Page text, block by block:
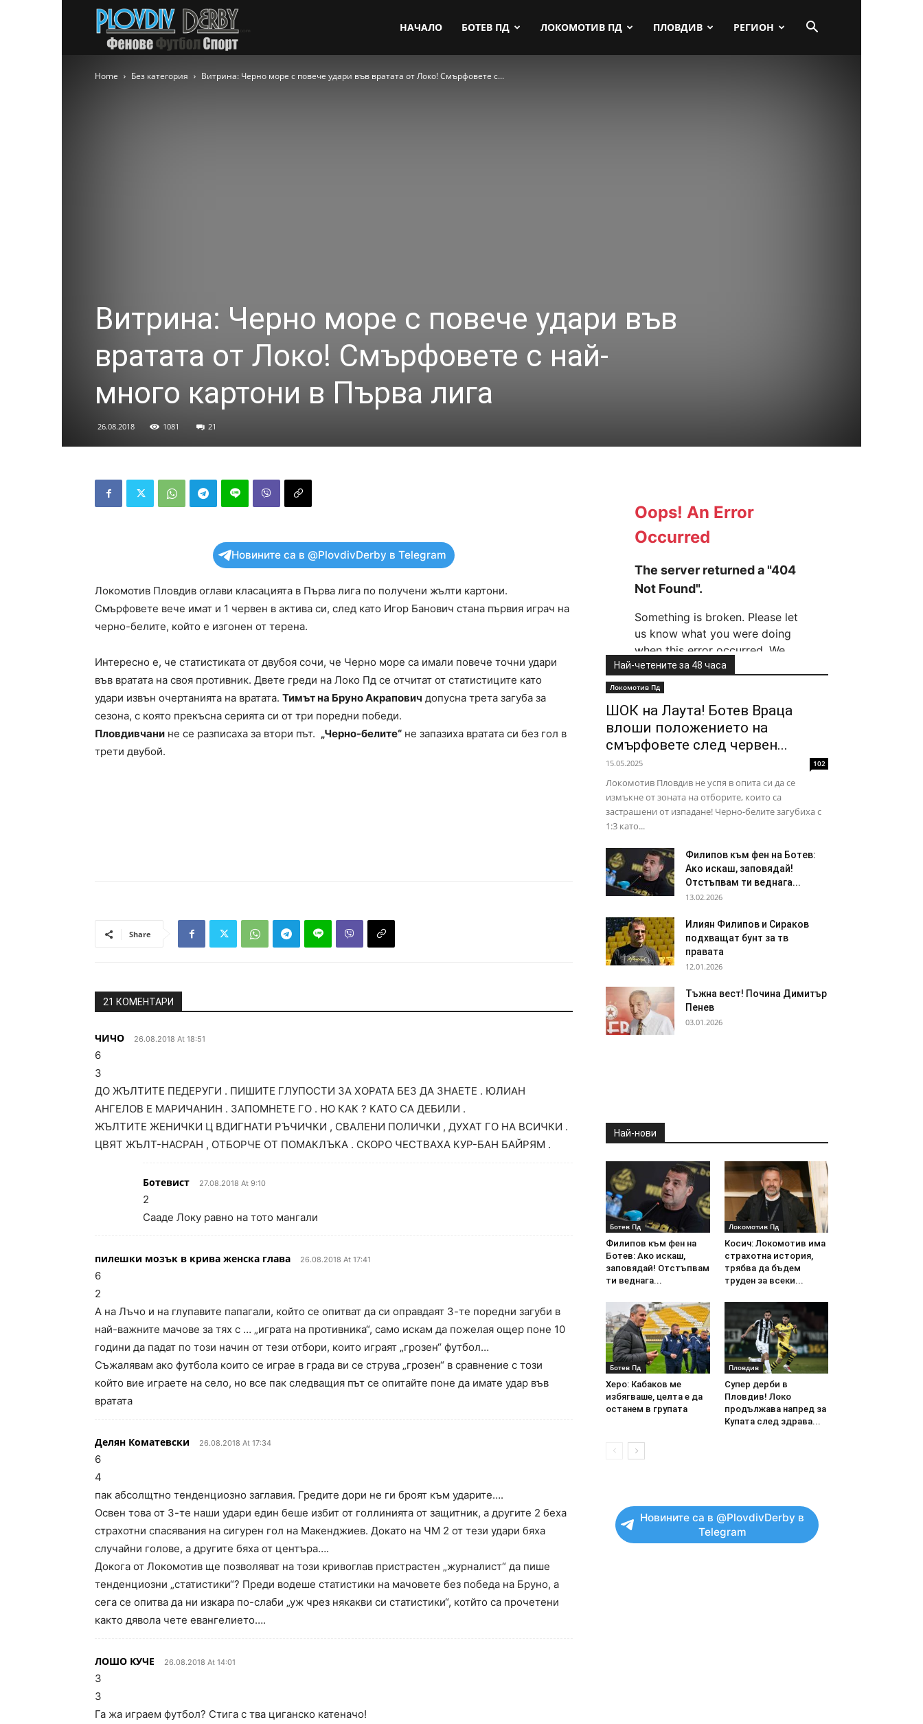
НАЧАЛО БОТЕВ ПД ЛОКОМОТИВ ПД ПЛОВДИВ РЕГИОН
Home Без категория Витрина: Черно море с повече удари във вратата от Локо! Смърфовете с...
Витрина: Черно море с повече удари във
вратата от Локо! Смърфовете с най-
много картони в Първа лига
26.08.2018 1081 21
Новините са в @PlovdivDerby в Telegram
Локомотив Пловдив оглави класацията в Първа лига по получени жълти картони.
Смърфовете вече имат и 1 червен в актива си, след като Игор Банович стана първия играч на
черно-белите, който е изгонен от терена.
Интересно е, че статистиката от двубоя сочи, че Черно море са имали повече точни удари
във вратата на своя противник. Двете греди на Локо Пд се отчитат от статистиците като
удари извън очертанията на вратата. Тимът на Бруно Акрапович допусна трета загуба за
сезона, с която прекъсна серията си от три поредни победи.
Пловдивчани не се разписаха за втори път. „Черно-белите“ не запазиха вратата си без гол в
трети двубой.
Share
21 КОМЕНТАРИ
ЧИЧО 26.08.2018 At 18:51
6
3
ДО ЖЪЛТИТЕ ПЕДЕРУГИ . ПИШИТЕ ГЛУПОСТИ ЗА ХОРАТА БЕЗ ДА ЗНАЕТЕ . ЮЛИАН
АНГЕЛОВ Е МАРИЧАНИН . ЗАПОМНЕТЕ ГО . НО КАК ? КАТО СА ДЕБИЛИ .
ЖЪЛТИТЕ ЖЕНИЧКИ Ц ВДИГНАТИ РЪЧИЧКИ , СВАЛЕНИ ПОЛИЧКИ , ДУХАТ ГО НА ВСИЧКИ .
ЦВЯТ ЖЪЛТ-НАСРАН , ОТБОРЧЕ ОТ ПОМАКЛЪКА . СКОРО ЧЕСТВАХА КУР-БАН БАЙРЯМ .
Ботевист 27.08.2018 At 9:10
2
Сааде Локу равно на тото мангали
пилешки мозък в крива женска глава 26.08.2018 At 17:41
6
2
А на Лъчо и на глупавите папагали, който се опитват да си оправдаят 3-те поредни загуби в
най-важните мачове за тях с … „играта на противника“, само искам да пожелая ощер поне 10
години да падат по този начин от тези отбори, които играят „грозен“ футбол…
Съжалявам ако футбола които се играе в града ви се струва „грозен“ в сравнение с този
който вие играете на село, но все пак следващия път се опитайте поне да имате удар във
вратата
Делян Коматевски 26.08.2018 At 17:34
6
4
пак абсолщтно тенденциозно заглавия. Гредите дори не ги броят към ударите….
Освен това от 3-те наши удари един беше избит от голлинията от защитник, а другите 2 беха
страхотни спасявания на сигурен гол на Макенджиев. Докато на ЧМ 2 от тези удари бяха
случайни голове, а другите бяха от центъра….
Докога от Локомотив ще позволяват на този кривоглав пристрастен „журналист“ да пише
тенденциозни „статистики“? Преди водеше статистики на мачовете без победа на Бруно, а
сега се опитва да ни изкара по-слаби „уж чрез някакви си статистики“, котйто са прочетени
както дявола чете евангелието….
ЛОШО КУЧЕ 26.08.2018 At 14:01
3
3
Га жа играем футбол? Стига с тва циганско катеначо!
Най-четените за 48 часа
Локомотив Пд
ШОК на Лаута! Ботев Враца
влоши положението на
смърфовете след червен...
15.05.2025 102
Локомотив Пловдив не успя в опита си да се
измъкне от зоната на отборите, които са
застрашени от изпадане! Черно-белите загубиха с
1:3 като...
Филипов към фен на Ботев:
Ако искаш, заповядай!
Отстъпвам ти веднага...
13.02.2026
Илиян Филипов и Сираков
подхващат бунт за тв
правата
12.01.2026
Тъжна вест! Почина Димитър
Пенев
03.01.2026
Най-нови
Ботев Пд
Филипов към фен на
Ботев: Ако искаш,
заповядай! Отстъпвам
ти веднага...
Локомотив Пд
Косич: Локомотив има
страхотна история,
трябва да бъдем
труден за всеки...
Ботев Пд
Херо: Кабаков ме
избягваше, целта е да
останем в групата
Пловдив
Супер дерби в
Пловдив! Локо
продължава напред за
Купата след здрава...
Новините са в @PlovdivDerby в
Telegram